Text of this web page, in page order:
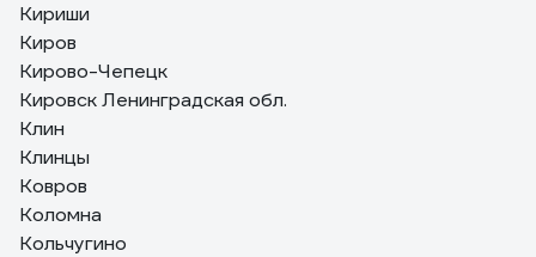
Кириши
Киров
Кирово-Чепецк
Кировск Ленинградская обл.
Клин
Клинцы
Ковров
Коломна
Кольчугино